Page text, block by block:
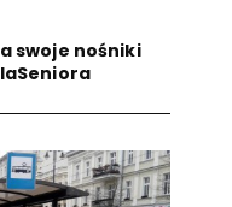
swoje nośniki